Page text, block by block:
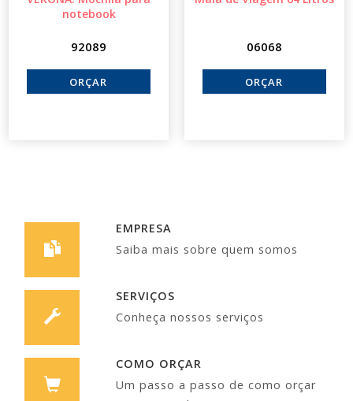
notebook
92089 06068
EMPRESA
Saiba mais sobre quem somos
SERVIÇOS
Conheça nossos serviços
COMO ORÇAR
Um passo a passo de como orçar